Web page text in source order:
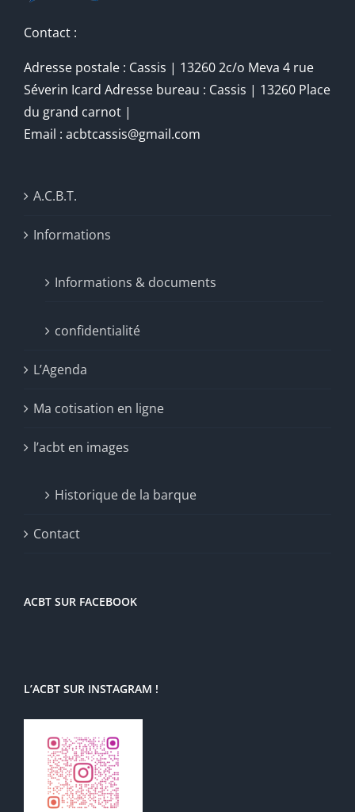
Contact :
Adresse postale : Cassis | 13260 2c/o Meva 4 rue
Séverin Icard Adresse bureau : Cassis | 13260 Place
du grand carnot |
Email : acbtcassis@gmail.com
A.C.B.T.
Informations
Informations & documents
confidentialité
L’Agenda
Ma cotisation en ligne
l’acbt en images
Historique de la barque
Contact
ACBT SUR FACEBOOK
L’ACBT SUR INSTAGRAM !